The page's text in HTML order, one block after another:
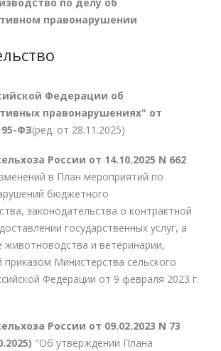
по делу об
правонарушении
Федерации об
правонарушениях" от
ФЗ(ред. от 28.11.2025)
России от 14.10.2025 N 662
в План мероприятий по
бюджетного
законодательства о контрактной
государственных услуг, а
животноводства и ветеринарии,
Министерства сельского
Федерации от 9 февраля 2023 г.
России от 09.02.2023 N 73
"Об утверждении Плана